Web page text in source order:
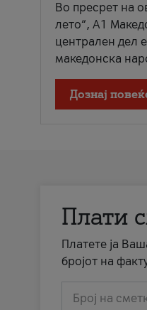
Во пресрет на
лето“, А1
централен дел
македонска
Дознај
Плати
Платете ја
бројот на
Број на